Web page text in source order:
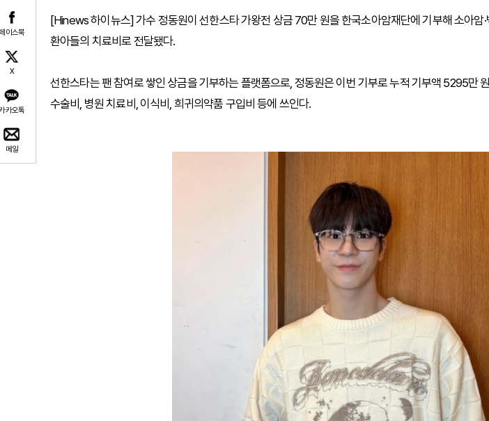
이스북
X
카오톡
메일
[Hinews 하이뉴스] 가수 정동원이 선한스타 가왕전 상금 70만 원을 한국소아암재단에 기부해 소아암
환아들의 치료비로 전달됐다.
선한스타는 팬 참여로 쌓인 상금을 기부하는 플랫폼으로, 정동원은 이번 기부로 누적 기부액 5295만
수술비, 병원 치료비, 이식비, 희귀의약품 구입비 등에 쓰인다.